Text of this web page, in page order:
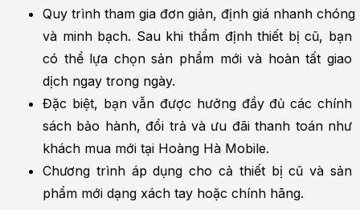
Quy trình tham gia đơn giản, định giá nhanh chóng
và minh bạch. Sau khi thẩm định thiết bị cũ, bạn
có thể lựa chọn sản phẩm mới và hoàn tất giao
dịch ngay trong ngày.
Đặc biệt, bạn vẫn được hưởng đầy đủ các chính
sách bảo hành, đổi trả và ưu đãi thanh toán như
khách mua mới tại Hoàng Hà Mobile.
Chương trình áp dụng cho cả thiết bị cũ và sản
phẩm mới dạng xách tay hoặc chính hãng.